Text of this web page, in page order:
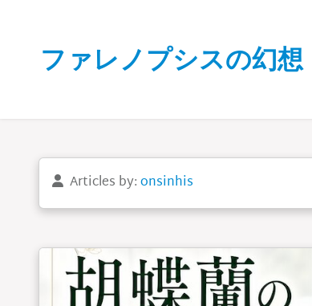
ファレノプシスの幻想
Articles by:onsinhis